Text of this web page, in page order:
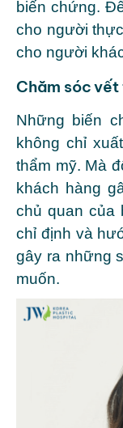
biến chứng.
cho người
cho người
Chăm sóc
Những biến
không chỉ
thẩm mỹ. Mà
khách hàng
chủ quan của
chỉ định và
gây ra những
muốn.